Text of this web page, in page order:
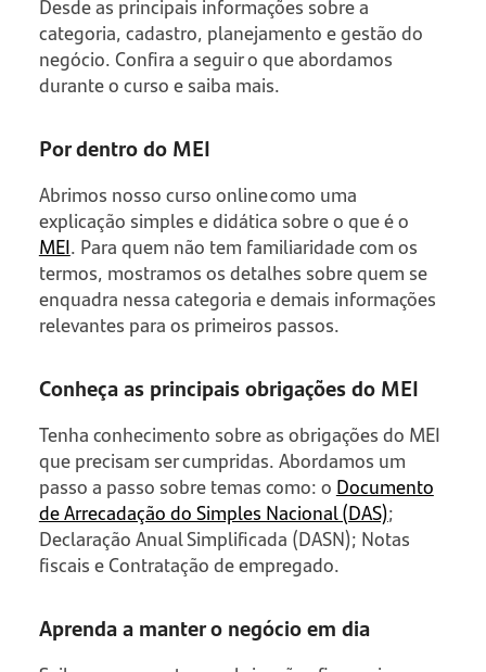
Desde as principais informações sobre a
categoria, cadastro, planejamento e gestão do
negócio. Confira a seguir o que abordamos
durante o curso e saiba mais.
Por dentro do MEI
Abrimos nosso curso online como uma
explicação simples e didática sobre o que é o
MEI. Para quem não tem familiaridade com os
termos, mostramos os detalhes sobre quem se
enquadra nessa categoria e demais informações
relevantes para os primeiros passos.
Conheça as principais obrigações do MEI
Tenha conhecimento sobre as obrigações do MEI
que precisam ser cumpridas. Abordamos um
passo a passo sobre temas como: o Documento
de Arrecadação do Simples Nacional (DAS);
Declaração Anual Simplificada (DASN); Notas
fiscais e Contratação de empregado.
Aprenda a manter o negócio em dia